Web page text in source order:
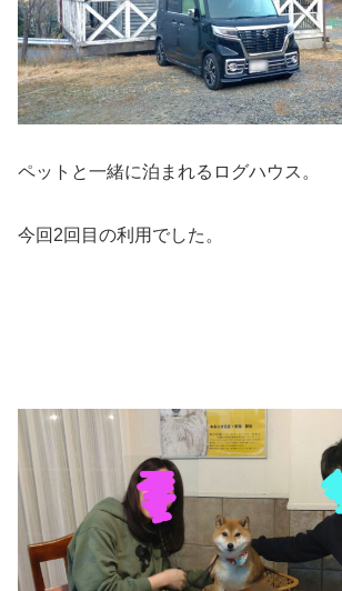
ペットと一緒に泊まれるログハウス。
今回2回目の利用でした。